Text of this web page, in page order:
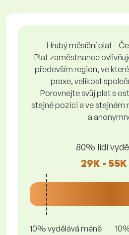
Hrubý měsíční plat -
Plat zaměstnance
především region, ve
praxe, velikost
Porovnejte svůj plat s
stejné pozici a ve stejném
a
80% lidí
29K - 55K
10% vydělává méně